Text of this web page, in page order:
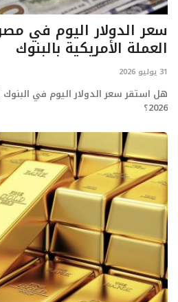
سعر الدولار اليوم في
العملة الأمريكية بالبنوك
31 يوليو 2026
2026؟